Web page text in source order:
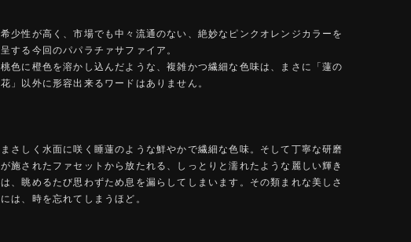
希少性が高く、市場でも中々流通のない、絶妙なピンクオレンジカラーを
呈する今回のパパラチァサファイア。
桃色に橙色を溶かし込んだような、複雑かつ繊細な色味は、まさに「蓮の
花」以外に形容出来るワードはありません。
まさしく水面に咲く睡蓮のような鮮やかで繊細な色味。そして丁寧な研磨
が施されたファセットから放たれる、しっとりと濡れたような麗しい輝き
は、眺めるたび思わずため息を漏らしてしまいます。その類まれな美しさ
には、時を忘れてしまうほど。